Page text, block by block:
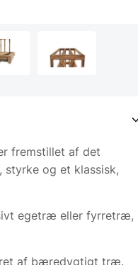
fremstillet af det
og et klassisk,
egetræ eller fyrretræ,
af bæredygtigt træ.